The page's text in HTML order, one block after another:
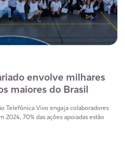
envolve milhares
maiores do Brasil
Telefônica Vivo engaja colaboradores
2024, 70% das ações apoiadas estão